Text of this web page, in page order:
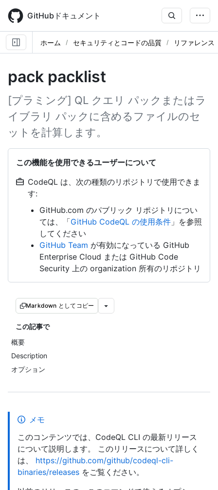
main
content
GitHubドキュメント
ホーム セキュリティとコードの品質 リファレンス
pack packlist
[プラミング] QL クエリ パックまたはラ
イブラリ パックに含めるファイルのセ
ットを計算します。
この機能を使用できるユーザーについて
CodeQL は、次の種類のリポジトリで使用できま
す:
GitHub.com のパブリック リポジトリについ
ては、「GitHub CodeQL の使用条件 」を参照
してください
GitHub Team が有効になっている GitHub
Enterprise Cloud または GitHub Code
Security 上の organization 所有のリポジトリ
Markdown としてコピー
この記事で
概要
Description
オプション
メモ
このコンテンツでは、CodeQL CLI の最新リリース
について説明します。 このリリースについて詳しく
は、 https://github.com/github/codeql-cli-
binaries/releases をご覧ください。